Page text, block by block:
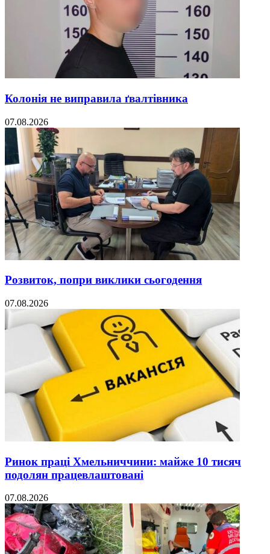
Колонія не виправила ґвалтівника
07.08.2026
Розвиток, попри виклики сьогодення
07.08.2026
Ринок праці Хмельниччини: майже 10 тисяч
подолян працевлаштовані
07.08.2026